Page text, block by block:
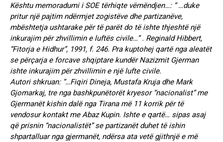
Kështu memoradumi i SOE tërhiqte vëmëndjen…: “ …duke
pritur një pajtim ndërmjet zogistëve dhe partizanëve,
mbështetja ushtarake për të parët do të ishte thjeshtë një
inkurajim për zhvillimin e luftës civile…” . Reginald Hibbert,
“Fitorja e Hidhur”, 1991, f. 246. Pra kuptohej qartë nga aleatët
se përçarja e forcave shqiptare kundër Nazizmit Gjerman
ishte inkurajim për zhvillimin e një lufte civile.
Autori shkruan: “…Fiqiri Dineja, Mustafa Kruja dhe Mark
Gjomarkaj, tre nga bashkpunëtorët kryesor “nacionalist” me
Gjermanët kishin dalë nga Tirana më 11 korrik për të
vendosur kontakt me Abaz Kupin. Ishte e qartë… sipas asaj
që prisnin “nacionalistët” se partizanët duhet të ishin
shpartalluar nga gjermanët, ndërsa ata vetë gjithnjë e më